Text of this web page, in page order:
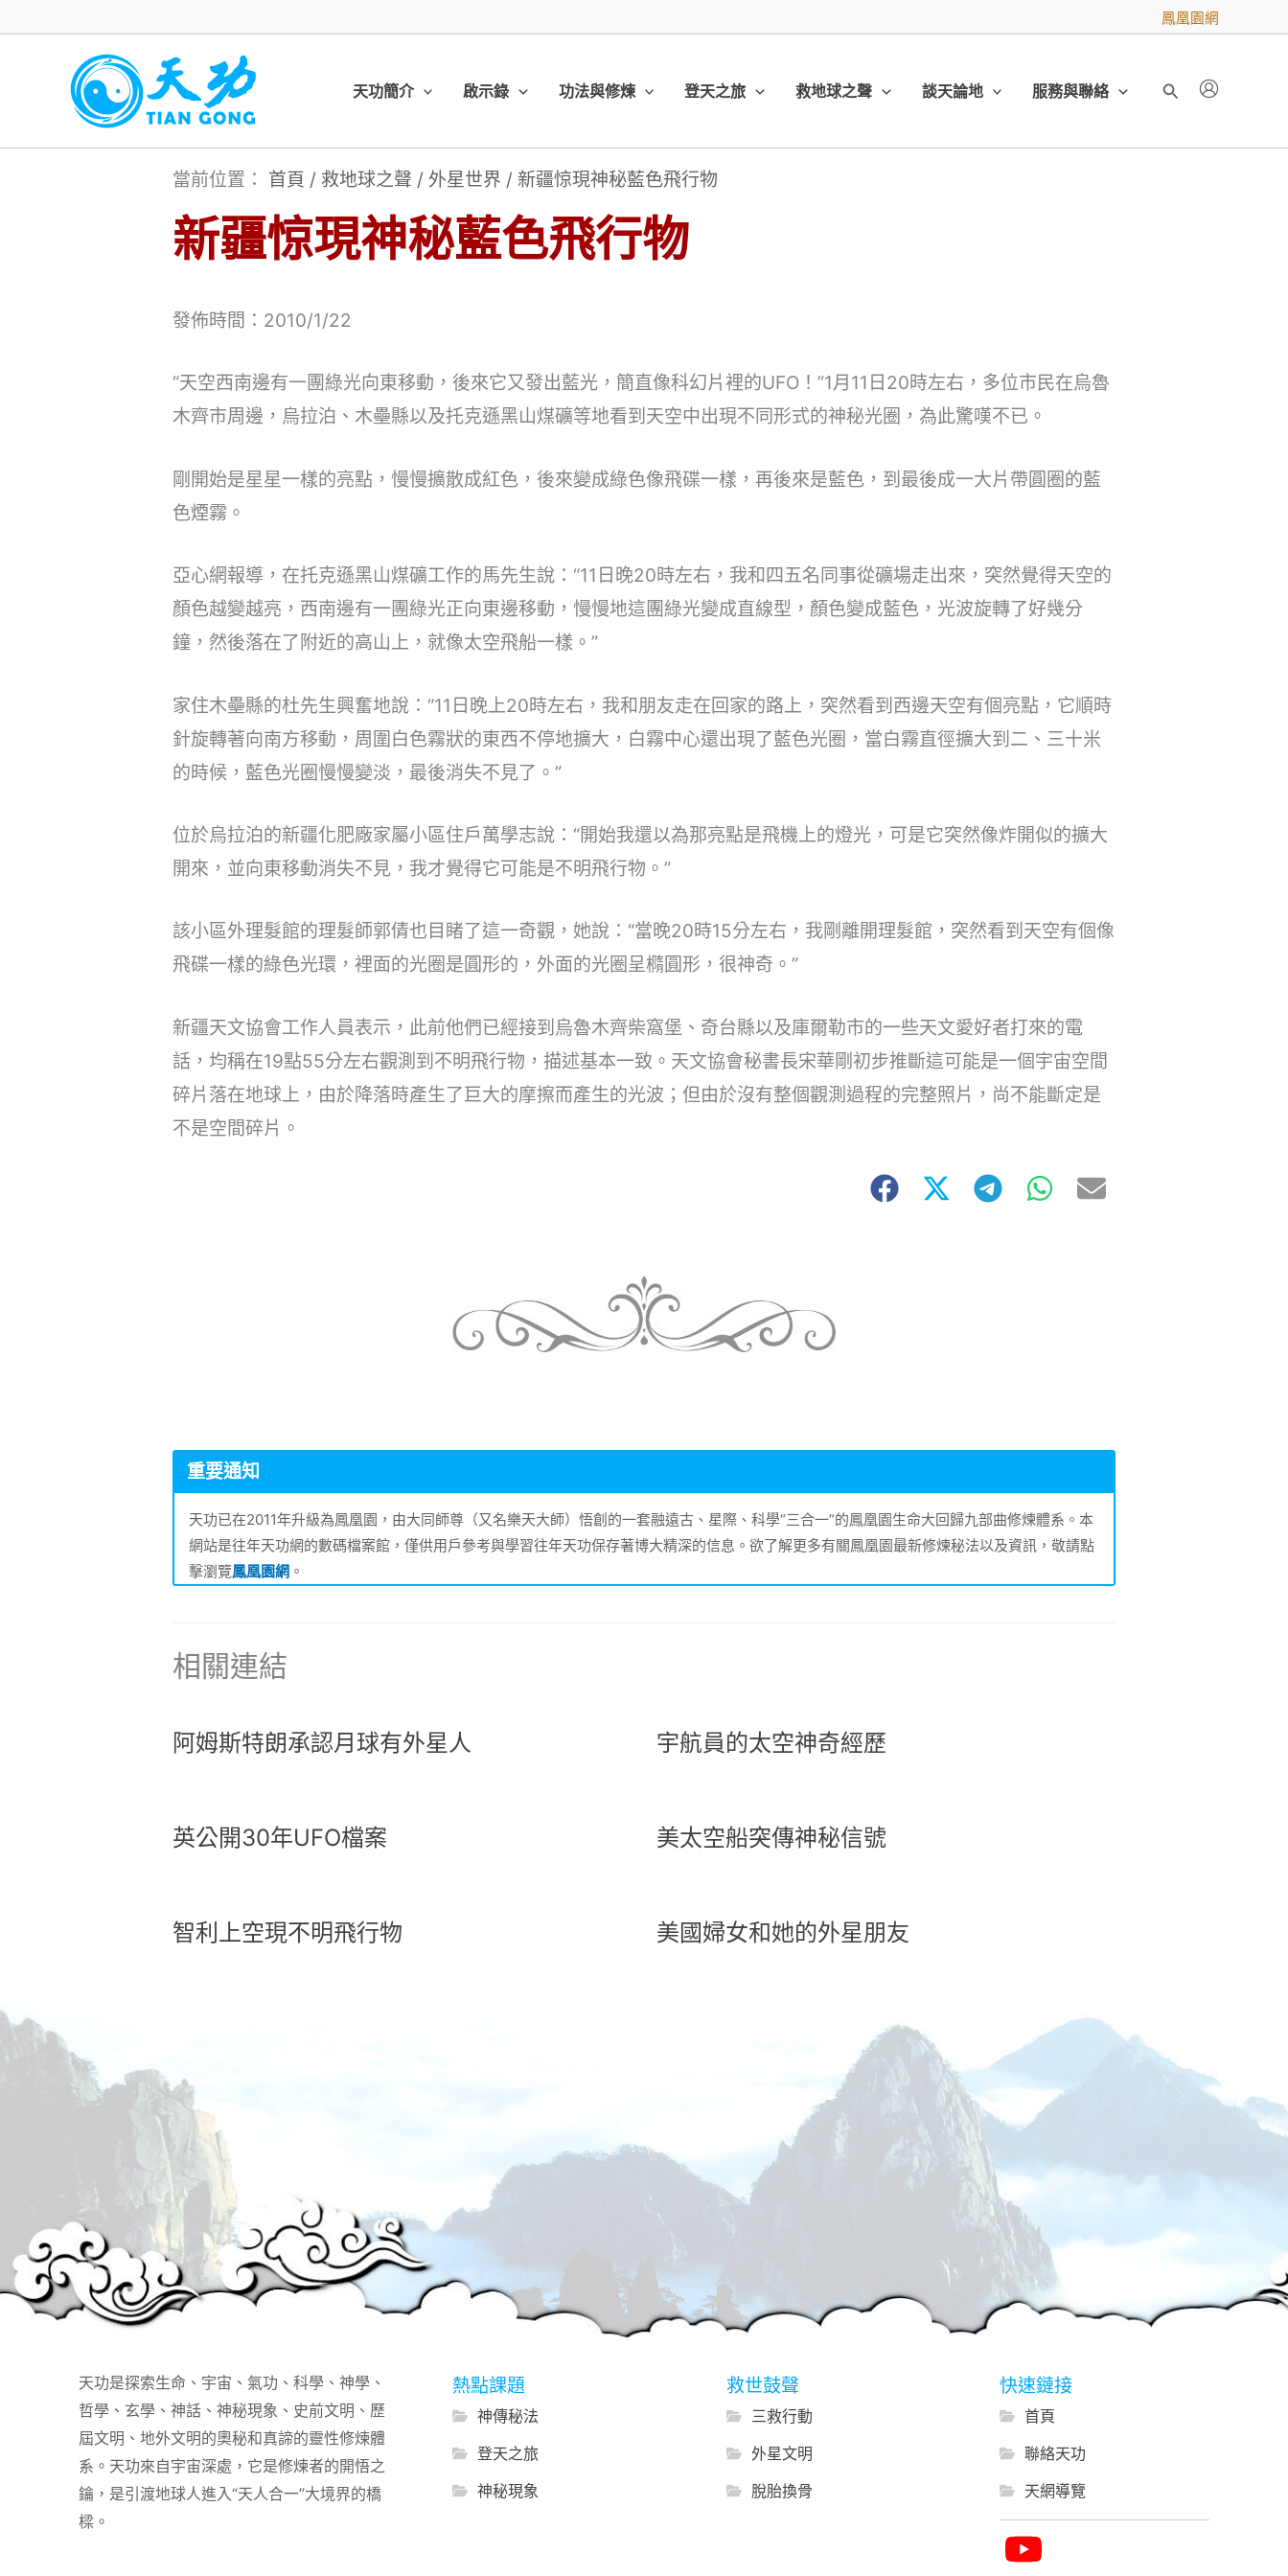
內
鳳凰園網
天功簡介 啟示錄 功法與修煉 登天之旅 救地球之聲 談天論地 服務與聯絡
搜
當前位置： 首頁 / 救地球之聲 / 外星世界 / 新疆惊現神秘藍色飛行物
新疆惊現神秘藍色飛行物
發佈時間：2010/1/22
“天空西南邊有一團綠光向東移動，後來它又發出藍光，簡直像科幻片裡的UFO！”1月11日20時左右，多位市民在烏魯
木齊市周邊，烏拉泊、木壘縣以及托克遜黑山煤礦等地看到天空中出現不同形式的神秘光圈，為此驚嘆不已。
剛開始是星星一樣的亮點，慢慢擴散成紅色，後來變成綠色像飛碟一樣，再後來是藍色，到最後成一大片帶圓圈的藍
色煙霧。
亞心網報導，在托克遜黑山煤礦工作的馬先生說：“11日晚20時左右，我和四五名同事從礦場走出來，突然覺得天空的
顏色越變越亮，西南邊有一團綠光正向東邊移動，慢慢地這團綠光變成直線型，顏色變成藍色，光波旋轉了好幾分
鐘，然後落在了附近的高山上，就像太空飛船一樣。”
家住木壘縣的杜先生興奮地說：“11日晚上20時左右，我和朋友走在回家的路上，突然看到西邊天空有個亮點，它順時
針旋轉著向南方移動，周圍白色霧狀的東西不停地擴大，白霧中心還出現了藍色光圈，當白霧直徑擴大到二、三十米
的時候，藍色光圈慢慢變淡，最後消失不見了。”
位於烏拉泊的新疆化肥廠家屬小區住戶萬學志說：“開始我還以為那亮點是飛機上的燈光，可是它突然像炸開似的擴大
開來，並向東移動消失不見，我才覺得它可能是不明飛行物。”
該小區外理髮館的理髮師郭倩也目睹了這一奇觀，她說：“當晚20時15分左右，我剛離開理髮館，突然看到天空有個像
飛碟一樣的綠色光環，裡面的光圈是圓形的，外面的光圈呈橢圓形，很神奇。”
新疆天文協會工作人員表示，此前他們已經接到烏魯木齊柴窩堡、奇台縣以及庫爾勒市的一些天文愛好者打來的電
話，均稱在19點55分左右觀測到不明飛行物，描述基本一致。天文協會秘書長宋華剛初步推斷這可能是一個宇宙空間
碎片落在地球上，由於降落時產生了巨大的摩擦而產生的光波；但由於沒有整個觀測過程的完整照片，尚不能斷定是
不是空間碎片。
重要通知
天功已在2011年升級為鳳凰園，由大同師尊（又名樂天大師）悟創的一套融遠古、星際、科學“三合一”的鳳凰園生命大回歸九部曲修煉體系。本
網站是往年天功網的數碼檔案館，僅供用戶參考與學習往年天功保存著博大精深的信息。欲了解更多有關鳳凰園最新修煉秘法以及資訊，敬請點
擊瀏覽鳳凰園網 。
相關連結
阿姆斯特朗承認月球有外星人 宇航員的太空神奇經歷
英公開30年UFO檔案 美太空船突傳神秘信號
智利上空現不明飛行物 美國婦女和她的外星朋友
天功是探索生命、宇宙、氣功、科學、神學、
哲學、玄學、神話、神秘現象、史前文明、歷
屆文明、地外文明的奧秘和真諦的靈性修煉體
系。天功來自宇宙深處，它是修煉者的開悟之
鑰，是引渡地球人進入“天人合一”大境界的橋
樑。
熱點課題
神傳秘法
登天之旅
神秘現象
救世鼓聲
三救行動
外星文明
脫胎換骨
快速鏈接
首頁
聯絡天功
天網導覽